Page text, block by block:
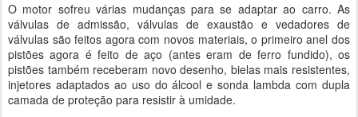
O motor sofreu várias mudanças para se adaptar ao carro. As
válvulas de admissão, válvulas de exaustão e vedadores de
válvulas são feitos agora com novos materiais, o primeiro anel dos
pistões agora é feito de aço (antes eram de ferro fundido), os
pistões também receberam novo desenho, bielas mais resistentes,
injetores adaptados ao uso do álcool e sonda lambda com dupla
camada de proteção para resistir à umidade.